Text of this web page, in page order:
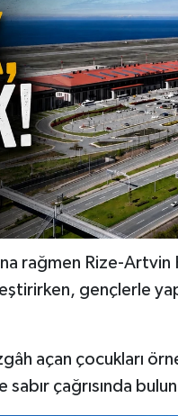
rağmen Rize-
gençlerle
açan çocukları
sabır çağrısında